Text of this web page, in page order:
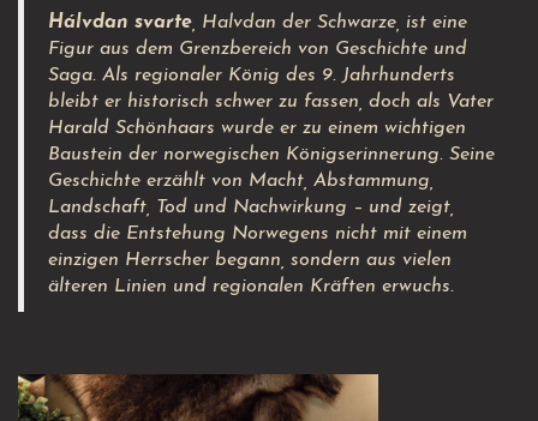
Hálvdan svarte , Halvdan der Schwarze, ist eine
Figur aus dem Grenzbereich von Geschichte und
Saga. Als regionaler König des 9. Jahrhunderts
bleibt er historisch schwer zu fassen, doch als Vater
Harald Schönhaars wurde er zu einem wichtigen
Baustein der norwegischen Königserinnerung. Seine
Geschichte erzählt von Macht, Abstammung,
Landschaft, Tod und Nachwirkung – und zeigt,
dass die Entstehung Norwegens nicht mit einem
einzigen Herrscher begann, sondern aus vielen
älteren Linien und regionalen Kräften erwuchs.